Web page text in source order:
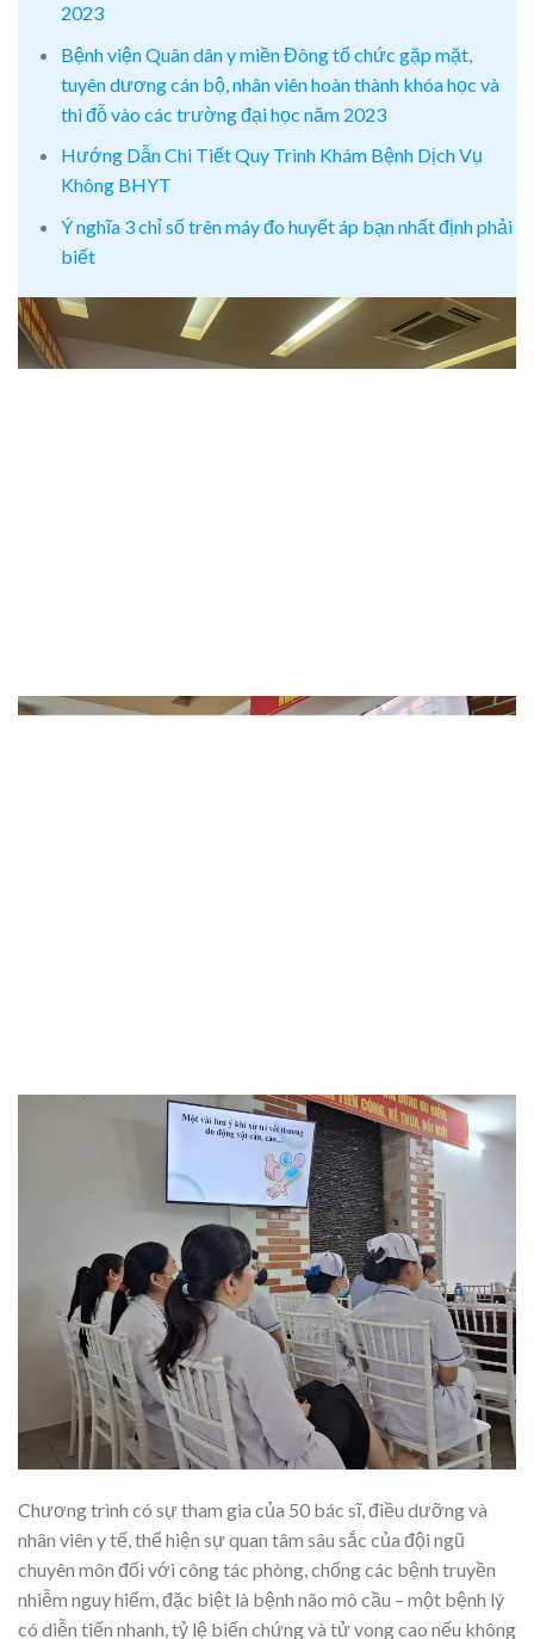
2023
Bệnh viện Quân dân y miền Đông tổ chức gặp mặt,
tuyên dương cán bộ, nhân viên hoàn thành khóa học và
thi đỗ vào các trường đại học năm 2023
Hướng Dẫn Chi Tiết Quy Trình Khám Bệnh Dịch Vụ
Không BHYT
Ý nghĩa 3 chỉ số trên máy đo huyết áp bạn nhất định phải
biết
Chương trình có sự tham gia của 50 bác sĩ, điều dưỡng và
nhân viên y tế, thể hiện sự quan tâm sâu sắc của đội ngũ
chuyên môn đối với công tác phòng, chống các bệnh truyền
nhiễm nguy hiểm, đặc biệt là bệnh não mô cầu – một bệnh lý
có diễn tiến nhanh, tỷ lệ biến chứng và tử vong cao nếu không